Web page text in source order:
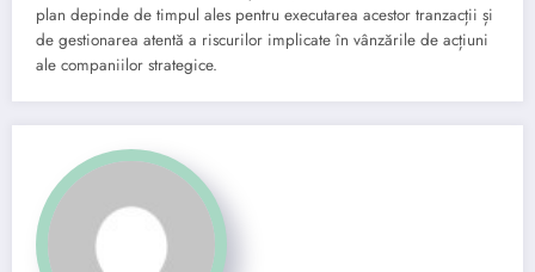
plan depinde de timpul ales pentru executarea acestor tranzacții și
de gestionarea atentă a riscurilor implicate în vânzările de acțiuni
ale companiilor strategice.